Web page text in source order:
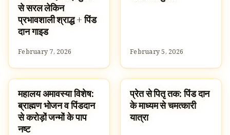
से सरल लेकिन
प्रभावशाली श्राद्ध + पिंड
दान गाइड
February 7, 2026 February 5, 2026
TRADITIONS
महालय अमावस्या विशेष:
ब्राह्मण भोजन व पिंडदान
से करोड़ों जन्मों के पाप
नष्ट
TRADITIONS
प्रेत से पितृ तक: पिंड दान
के माध्यम से चमत्कारी
यात्रा